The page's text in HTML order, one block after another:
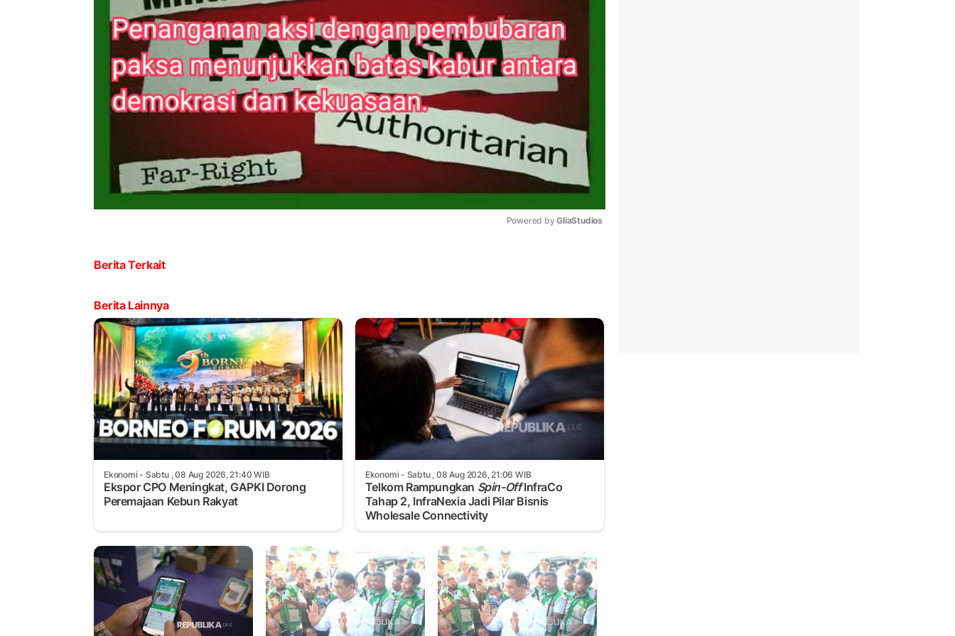
Powered by GliaStudios
Berita Terkait
Berita Lainnya
Ekonomi- Sabtu , 08 Aug 2026, 21:40 WIB
Ekspor CPO Meningkat, GAPKI Dorong
Peremajaan Kebun Rakyat
Ekonomi- Sabtu , 08 Aug 2026, 21:06 WIB
Telkom Rampungkan Spin-OffInfraCo
Tahap 2, InfraNexia Jadi Pilar Bisnis
Wholesale Connectivity